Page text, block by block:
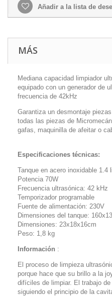
Añadir a la lista de
MÁS
Mediana capacidad limpiador
equipado con un generador de
frecuencia de 42kHz
Garantiza un desmontaje
todas las piezas de
gafas, maquinilla de afeitar o
Especificaciones técnicas:
Tanque en acero inoxidable 1.4
Potencia 70W
Frecuencia ultrasónica: 42 kHz
Temporizador programable
Fuente de alimentación: 230V
Dimensiones del tanque:
Dimensiones: 23x18x16cm
Peso: 1,8 kg
Información :
El proceso de limpieza
porque hace que su brillo a la
difíciles de limpiar. El trabajo
siguiendo el principio de la